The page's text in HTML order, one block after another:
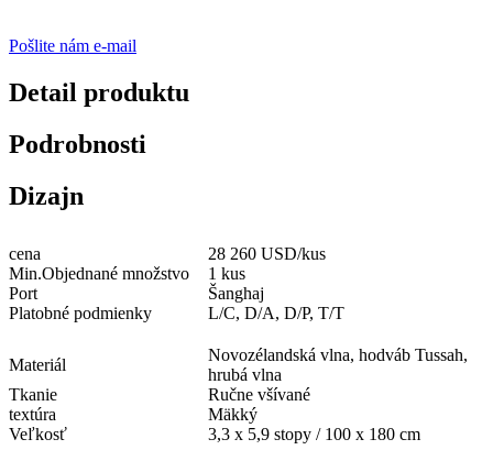
Pošlite nám e-mail
Detail produktu
Podrobnosti
Dizajn
cena
28 260 USD/kus
Min.Objednané množstvo
1 kus
Port
Šanghaj
Platobné podmienky
L/C, D/A, D/P, T/T
Materiál
Novozélandská vlna, hodváb Tussah,
hrubá vlna
Tkanie
Ručne všívané
textúra
Mäkký
Veľkosť
3,3 x 5,9 stopy / 100 x 180 cm